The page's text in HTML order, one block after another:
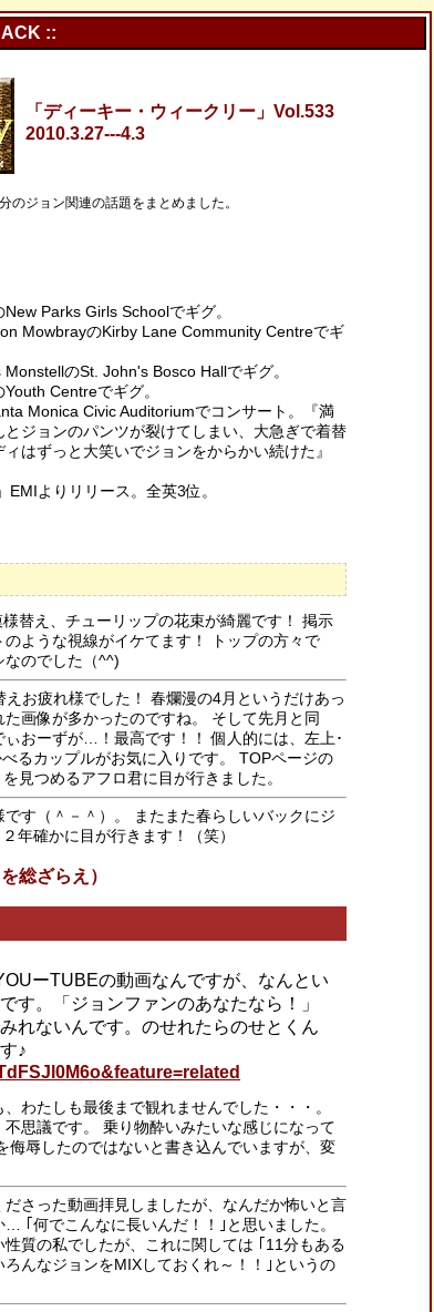
::
「ディーキー・ウィークリー」Vol.533
2010.3.27---4.3
のジョン関連の話題をまとめました。
Parks Girls Schoolでギグ。
MowbrayのKirby Lane Community Centreでギ
のSt. John's Bosco Hallでギグ。
Centreでギグ。
Monica Civic Auditoriumでコンサート。『満
ジョンのパンツが裂けてしまい、大急ぎで着替
はずっと大笑いでジョンをからかい続けた』
よりリリース。全英3位。
替え、チューリップの花束が綺麗です！ 掲示
ような視線がイケてます！ トップの方々で
なのでした（^^)
えお疲れ様でした！ 春爛漫の4月というだけあっ
画像が多かったのですね。 そして先月と同
おーずが…！最高です！！ 個人的には、左上･
るカップルがお気に入りです。 TOPページの
見つめるアフロ君に目が行きました。
です（＾－＾）。 またまた春らしいバックにジ
年確かに目が行きます！（笑）
総ざらえ）
ーTUBEの動画なんですが、なんとい
す。「ジョンファンのあなたなら！」
れないんです。のせれたらのせとくん
♪
わたしも最後まで観れませんでした・・・。
思議です。 乗り物酔いみたいな感じになって
侮辱したのではないと書き込んでいますが、変
ださった動画拝見しましたが、なんだか怖いと言
｢何でこんなに長いんだ！！｣と思いました。
質の私でしたが、これに関しては ｢11分もある
んなジョンをMIXしておくれ～！！｣というの